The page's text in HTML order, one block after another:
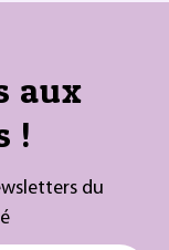
aux
!
du